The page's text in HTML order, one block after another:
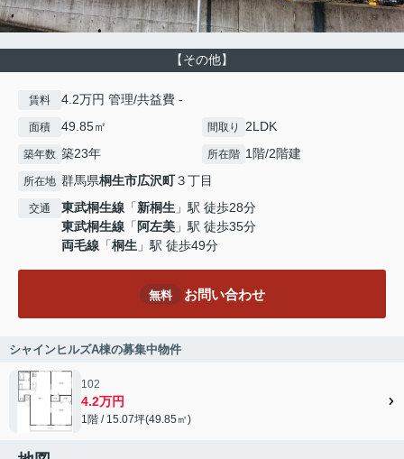
【その他】
賃料 4.2万円 管理/共益費 -
面積 49.85㎡ 間取り 2LDK
築年数 築23年 所在階 1階/2階建
所在地 群馬県桐生市広沢町３丁目
交通 東武桐生線 「新桐生 」駅 徒歩28分
東武桐生線 「 阿左美 」駅 徒歩35分
両毛線 「桐生 」駅 徒歩49分
無料 お問い合わせ
シャインヒルズA棟の募集中物件
102
4.2万円
1階 / 15.07坪(49.85㎡)